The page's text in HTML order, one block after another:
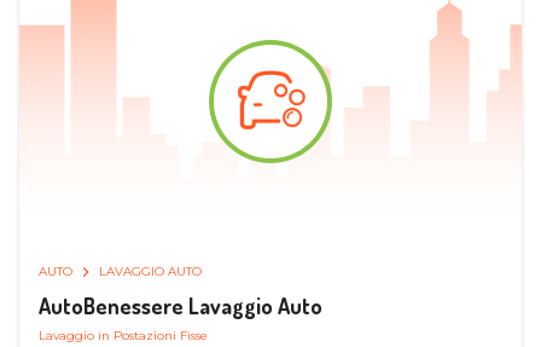
AUTO LAVAGGIO AUTO
AutoBenessere Lavaggio Auto
Lavaggio in Postazioni Fisse